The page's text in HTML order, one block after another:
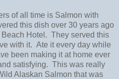
of all time is Salmon with
this dish over 30 years ago
Hotel. They served this
with it. Ate it every day while
been making it at home ever
satisfying. This was really
Alaskan Salmon that was